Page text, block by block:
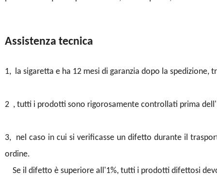
Assistenza tecnica
1, la sigaretta e ha 12 mesi di garanzia dopo la spedizione,
2 , tutti i prodotti sono rigorosamente controllati prima
3, nel caso in cui si verificasse un difetto durante il
ordine.
Se il difetto è superiore all'1%, tutti i prodotti difettosi